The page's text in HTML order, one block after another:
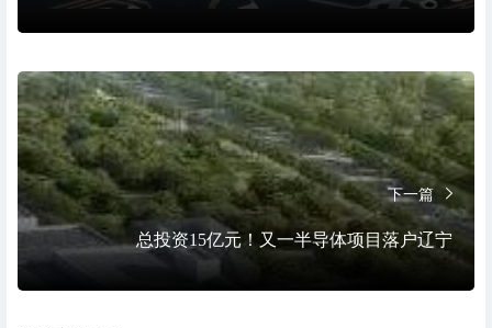
下一篇
总投资15亿元！又一半导体项目落户辽宁